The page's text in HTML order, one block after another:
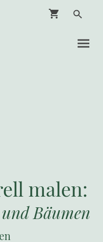
malen:
Bäumen